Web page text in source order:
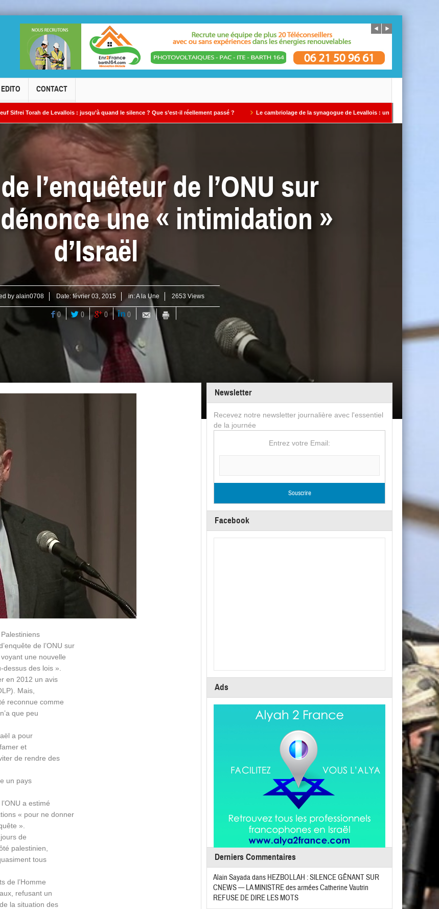
EDITO CONTACT
Levallois : jusqu’à quand le silence ? Que s’est-il réellement passé ? Le cambriolage de la synagogue de Levallois : un avertissement qui ne doit pas
l’enquêteur de l’ONU sur
dénonce une « intimidation »
d’Israël
by alain0708 Date: février 03, 2015 in:A la Une 2653 Views
0 0 0 0
de l’ONU sur
une nouvelle
des lois ».
en 2012 un avis
Mais,
reconnue comme
que peu
a pour
et
de rendre des
un pays
a estimé
« pour ne donner
».
de
palestinien,
tous
de l’Homme
refusant un
la situation des
Newsletter
Recevez notre newsletter journalière avec l'essentiel
de la journée
Entrez votre Email:
Facebook
Ads
Derniers Commentaires
Alain Sayadadans HEZBOLLAH : SILENCE GÊNANT SUR
CNEWS — LA MINISTRE des armées Catherine Vautrin
REFUSE DE DIRE LES MOTS